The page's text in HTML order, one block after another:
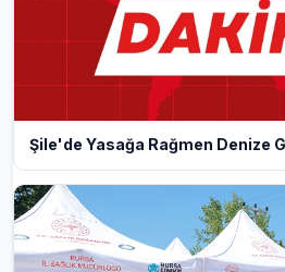
Şile'de Yasağa Rağmen Denize